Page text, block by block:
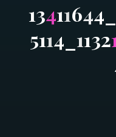
13411644
5114 1132